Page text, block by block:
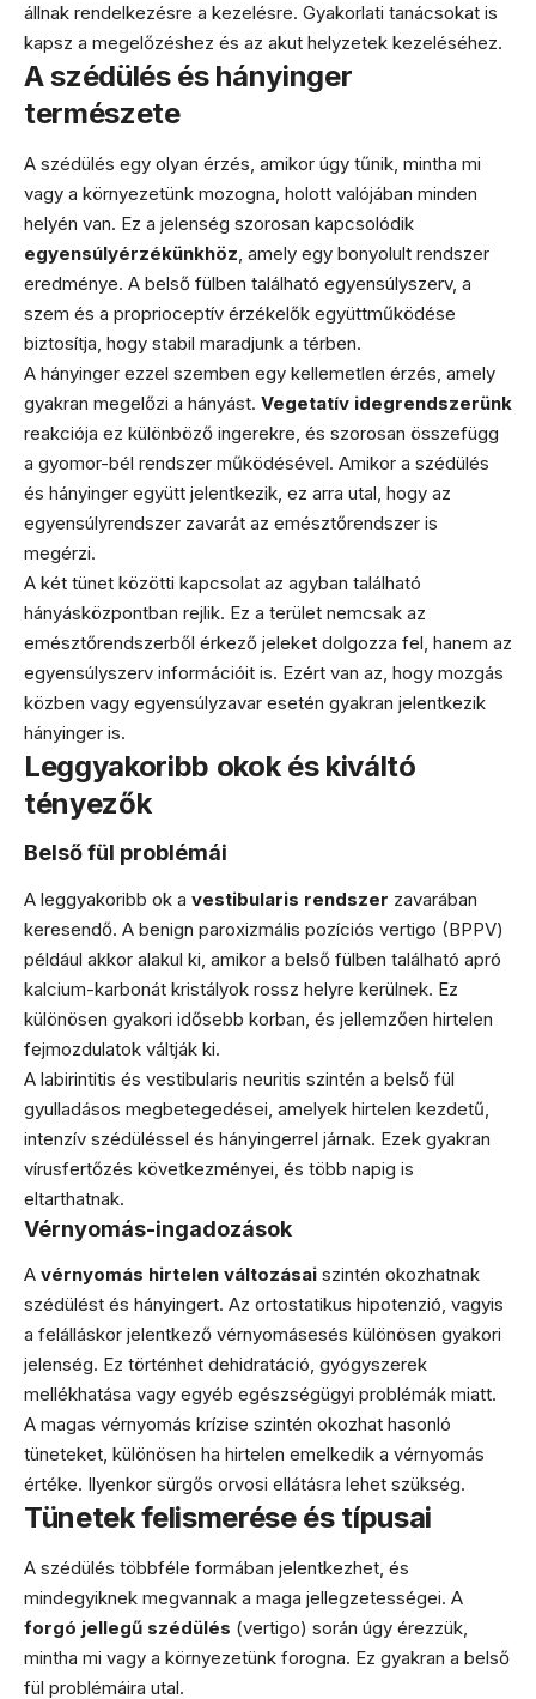
állnak rendelkezésre a kezelésre. Gyakorlati tanácsokat is
kapsz a megelőzéshez és az akut helyzetek kezeléséhez.
A szédülés és hányinger
természete
A szédülés egy olyan érzés, amikor úgy tűnik, mintha mi
vagy a környezetünk mozogna, holott valójában minden
helyén van. Ez a jelenség szorosan kapcsolódik
egyensúlyérzékünkhöz , amely egy bonyolult rendszer
eredménye. A belső fülben található egyensúlyszerv, a
szem és a proprioceptív érzékelők együttműködése
biztosítja, hogy stabil maradjunk a térben.
A hányinger ezzel szemben egy kellemetlen érzés, amely
gyakran megelőzi a hányást. Vegetatív idegrendszerünk
reakciója ez különböző ingerekre, és szorosan összefügg
a gyomor-bél rendszer működésével. Amikor a szédülés
és hányinger együtt jelentkezik, ez arra utal, hogy az
egyensúlyrendszer zavarát az emésztőrendszer is
megérzi.
A két tünet közötti kapcsolat az agyban található
hányásközpontban rejlik. Ez a terület nemcsak az
emésztőrendszerből érkező jeleket dolgozza fel, hanem az
egyensúlyszerv információit is. Ezért van az, hogy mozgás
közben vagy egyensúlyzavar esetén gyakran jelentkezik
hányinger is.
Leggyakoribb okok és kiváltó
tényezők
Belső fül problémái
A leggyakoribb ok a vestibularis rendszer zavarában
keresendő. A benign paroxizmális pozíciós vertigo (BPPV)
például akkor alakul ki, amikor a belső fülben található apró
kalcium-karbonát kristályok rossz helyre kerülnek. Ez
különösen gyakori idősebb korban, és jellemzően hirtelen
fejmozdulatok váltják ki.
A labirintitis és vestibularis neuritis szintén a belső fül
gyulladásos megbetegedései, amelyek hirtelen kezdetű,
intenzív szédüléssel és hányingerrel járnak. Ezek gyakran
vírusfertőzés következményei, és több napig is
eltarthatnak.
Vérnyomás-ingadozások
A vérnyomás hirtelen változásai szintén okozhatnak
szédülést és hányingert. Az ortostatikus hipotenzió, vagyis
a felálláskor jelentkező vérnyomásesés különösen gyakori
jelenség. Ez történhet dehidratáció, gyógyszerek
mellékhatása vagy egyéb egészségügyi problémák miatt.
A magas vérnyomás krízise szintén okozhat hasonló
tüneteket, különösen ha hirtelen emelkedik a vérnyomás
értéke. Ilyenkor sürgős orvosi ellátásra lehet szükség.
Tünetek felismerése és típusai
A szédülés többféle formában jelentkezhet, és
mindegyiknek megvannak a maga jellegzetességei. A
forgó jellegű szédülés (vertigo) során úgy érezzük,
mintha mi vagy a környezetünk forogna. Ez gyakran a belső
fül problémáira utal.